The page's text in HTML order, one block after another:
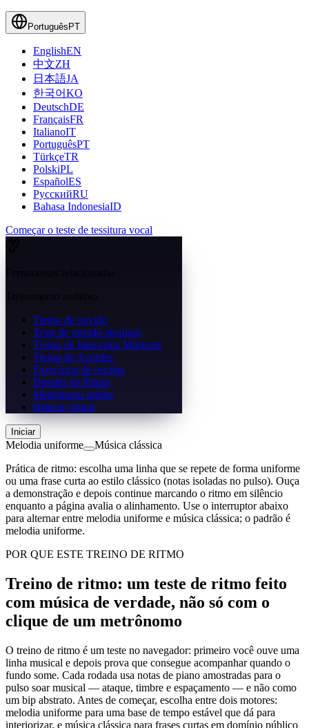
Português PT
EnglishEN
中文ZH
日本語JA
한국어KO
DeutschDE
FrançaisFR
ItalianoIT
PortuguêsPT
TürkçeTR
PolskiPL
EspañolES
РусскийRU
Bahasa IndonesiaID
Começar o teste de tessitura vocal
Treinamento auditivo
Treino de ouvido
Teste de ouvido absoluto
Treino de Intervalos Musicais
Treino de Acordes
Exercícios de escalas
Desafio de Ritmo
Metrônomo online
Bateria virtual
Iniciar
Melodia uniforme
Música clássica
Prática de ritmo: escolha uma linha que se repete de forma uniforme
ou uma frase curta ao estilo clássico (notas isoladas no pulso). Ouça
a demonstração e depois continue marcando o ritmo em silêncio
enquanto a página avalia o alinhamento. Use o interruptor abaixo
para alternar entre melodia uniforme e música clássica; o padrão é
melodia uniforme.
POR QUE ESTE TREINO DE RITMO
Treino de ritmo: um teste de ritmo feito
com música de verdade, não só com o
clique de um metrônomo
O treino de ritmo é um teste no navegador: primeiro você ouve uma
linha musical e depois prova que consegue acompanhar quando o
fundo some. Cada rodada usa notas de piano amostradas para o
pulso soar musical — ataque, timbre e espaçamento — e não como
um bip abstrato. Antes de começar, escolha entre dois motores:
melodia uniforme para uma base de tempo estável que dá para
interiorizar, e música clássica para frases curtas em domínio público